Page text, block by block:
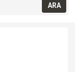
ARA